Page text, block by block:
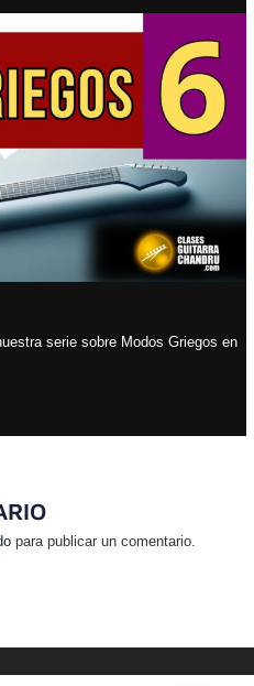
serie sobre Modos Griegos en
para publicar un comentario.